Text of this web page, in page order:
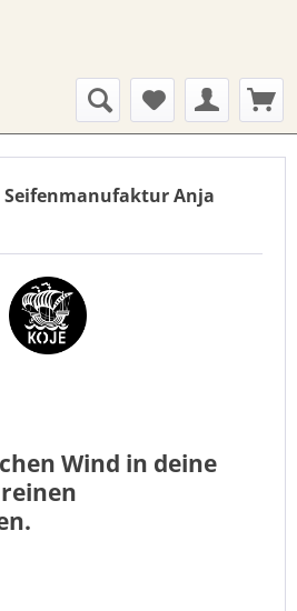
Seifenmanufaktur Anja
Wind in deine